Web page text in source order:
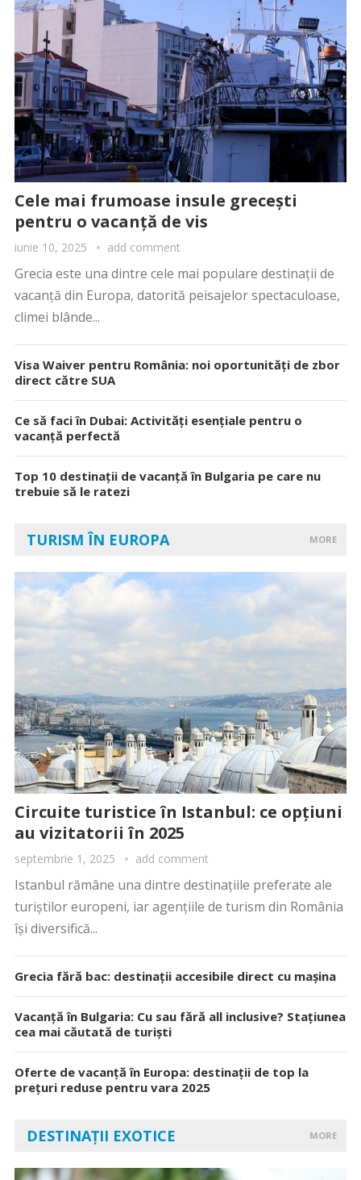
Cele mai frumoase insule grecești
pentru o vacanță de vis
iunie 10, 2025 add comment
Grecia este una dintre cele mai populare destinații de
vacanță din Europa, datorită peisajelor spectaculoase,
climei blânde...
Visa Waiver pentru România: noi oportunități de zbor
direct către SUA
Ce să faci în Dubai: Activități esențiale pentru o
vacanță perfectă
Top 10 destinații de vacanță în Bulgaria pe care nu
trebuie să le ratezi
TURISM ÎN EUROPA MORE
Circuite turistice în Istanbul: ce opțiuni
au vizitatorii în 2025
septembrie 1, 2025 add comment
Istanbul rămâne una dintre destinațiile preferate ale
turiștilor europeni, iar agențiile de turism din România
își diversifică...
Grecia fără bac: destinații accesibile direct cu mașina
Vacanță în Bulgaria: Cu sau fără all inclusive? Stațiunea
cea mai căutată de turiști
Oferte de vacanță în Europa: destinații de top la
prețuri reduse pentru vara 2025
DESTINAȚII EXOTICE MORE